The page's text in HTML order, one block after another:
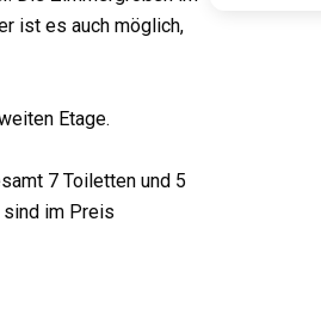
ist es auch möglich,
Etage.
7 Toiletten und 5
sind im Preis